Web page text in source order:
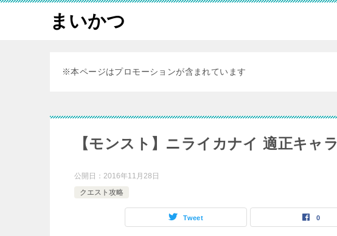
まいかつ
※本ページはプロモーションが含まれています
【モンスト】ニライカナイ 適正キャ
公開日： 2016年11月28日
クエスト攻略
Tweet 0